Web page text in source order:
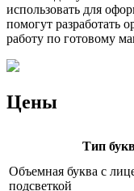
использовать для
помогут разработать
работу по готовому
Цены
Тип
Объемная буква с
подсветкой